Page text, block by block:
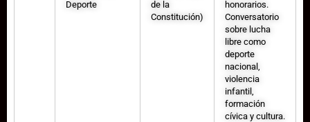
Deporte
de la
Constitución)
honorarios.
Conversatorio
sobre lucha
libre como
deporte
nacional,
violencia
infantil,
formación
cívica y cultura.